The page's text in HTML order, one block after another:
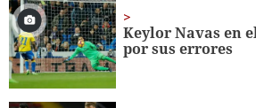
17
seconds
Keylor Navas en
por sus errores